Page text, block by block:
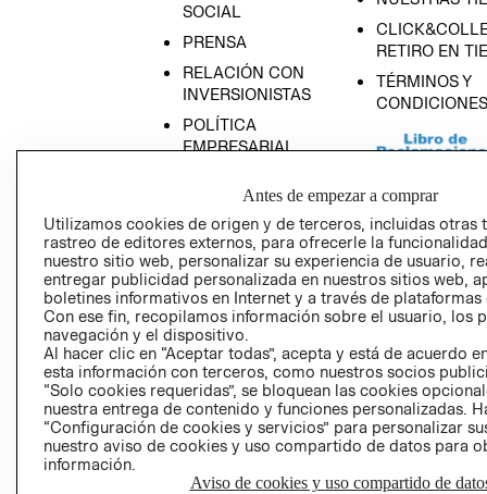
SOCIAL
PRENSA
RELACIÓN CON
INVERSIONISTAS
POLÍTICA
EMPRESARIAL
RETIRO EN
TÉRMINOS Y
CONDICIONES
AVISO DE
PRIVACIDAD
GIFT CARD
Antes de empezar a comprar
Utilizamos cookies de origen y de terceros, incluidas otras
rastreo de editores externos, para ofrecerle la
nuestro sitio web, personalizar su experiencia de usuario,
entregar publicidad personalizada en nuestros sitios web,
boletines informativos en Internet y a través de plataformas
Con ese fin, recopilamos información sobre el usuario, los
navegación y el dispositivo.
Al hacer clic en “Aceptar todas”, acepta y está de acuerdo
esta información con terceros, como nuestros socios
“Solo cookies requeridas”, se bloquean las cookies
nuestra entrega de contenido y funciones personalizadas.
“Configuración de cookies y servicios” para personalizar
nuestro aviso de cookies y uso compartido de datos para
información.
Aviso de cookies y uso compartido de